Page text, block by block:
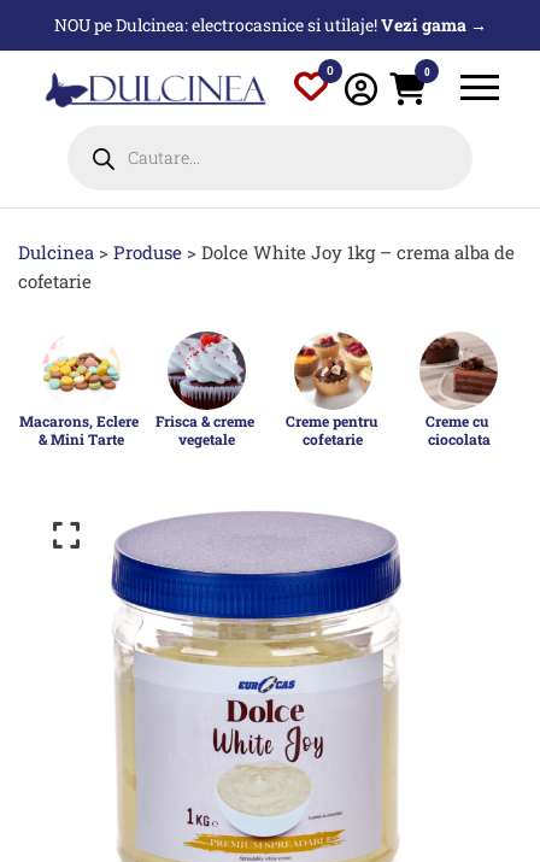
conținut
NOU pe Dulcinea: electrocasnice si utilaje!Vezi gama →
0 0
search
Dulcinea > Produse > Dolce White Joy 1kg – crema alba de
cofetarie
Macarons, Eclere
& Mini Tarte
Frisca & creme
vegetale
Creme pentru
cofetarie
Creme cu
ciocolata